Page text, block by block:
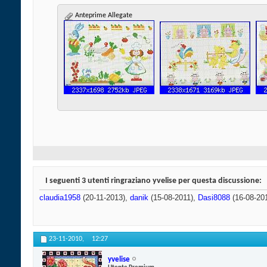
Anteprime Allegate
I seguenti 3 utenti ringraziano yvelise per questa discussione:
claudia1958 (20-11-2013), danik (15-08-2011), Dasi8088 (16-08-
23-11-2010, 12:27
yvelise